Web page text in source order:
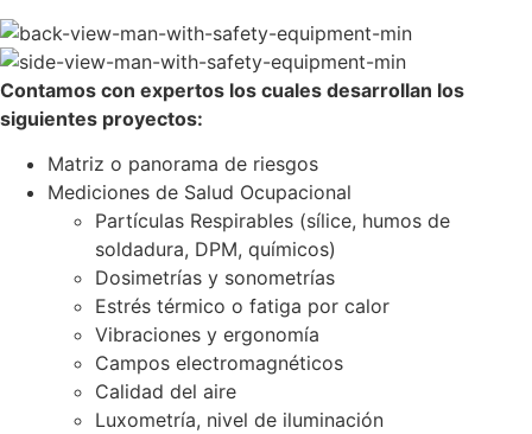
Contamos con expertos los cuales desarrollan los
siguientes proyectos:
Matriz o panorama de riesgos
Mediciones de Salud Ocupacional
Partículas Respirables (sílice, humos de
soldadura, DPM, químicos)
Dosimetrías y sonometrías
Estrés térmico o fatiga por calor
Vibraciones y ergonomía
Campos electromagnéticos
Calidad del aire
Luxometría, nivel de iluminación